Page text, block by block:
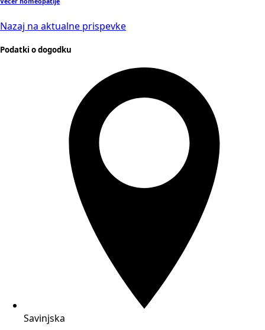
Nazaj na aktualne prispevke
Podatki o dogodku
Savinjska